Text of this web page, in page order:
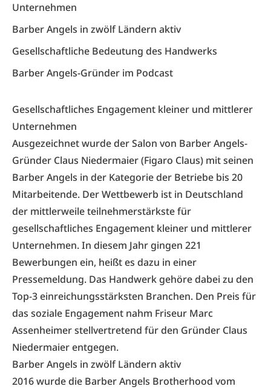
Unternehmen
Barber Angels in zwölf Ländern aktiv
Gesellschaftliche Bedeutung des Handwerks
Barber Angels-Gründer im Podcast
Gesellschaftliches Engagement kleiner und mittlerer
Unternehmen
Ausgezeichnet wurde der Salon von Barber Angels-
Gründer Claus Niedermaier (Figaro Claus) mit seinen
Barber Angels in der Kategorie der Betriebe bis 20
Mitarbeitende. Der Wettbewerb ist in Deutschland
der mittlerweile teilnehmerstärkste für
gesellschaftliches Engagement kleiner und mittlerer
Unternehmen. In diesem Jahr gingen 221
Bewerbungen ein, heißt es dazu in einer
Pressemeldung. Das Handwerk gehöre dabei zu den
Top-3 einreichungsstärksten Branchen. Den Preis für
das soziale Engagement nahm Friseur Marc
Assenheimer stellvertretend für den Gründer Claus
Niedermaier entgegen.
Barber Angels in zwölf Ländern aktiv
2016 wurde die Barber Angels Brotherhood vom